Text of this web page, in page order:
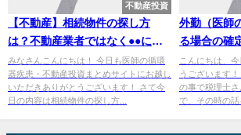
不動産投資
【不動産】相続物件の探し方
は？不動産業者ではなく●●に聞
く！
みなさんこんにちは！ 今日も医師の循環
器疾患・不動産投資まとめサイトにお越し
いただきありがとうございます！ さて今
日の内容は相続物件の探し方...
外勤（医師
る場合の確
こんにちは、
うございます
の事で税理士
で、その時の話